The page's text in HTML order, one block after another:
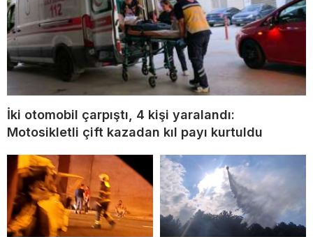
İki otomobil çarpıştı, 4 kişi yaralandı:
Motosikletli çift kazadan kıl payı kurtuldu